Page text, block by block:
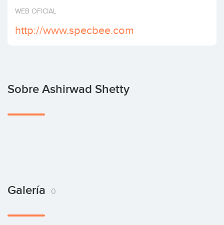
Invertir
WEB OFICIAL
http://www.specbee.com
Sobre Ashirwad Shetty
Galería 0